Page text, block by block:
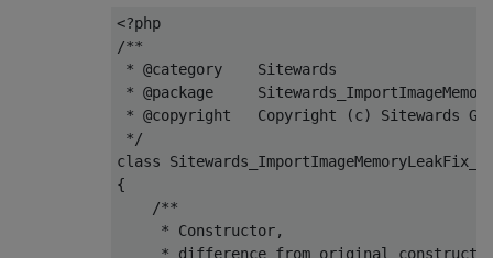
<?
/**
* @category    Sitewards
* @package
* @copyright   Copyright (c) Sitewards
*/
class
{
/**
     * Constructor,
* difference from original